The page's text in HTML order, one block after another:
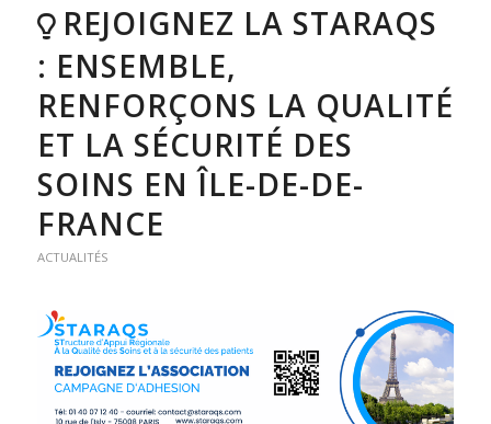
REJOIGNEZ LA STARAQS
: ENSEMBLE,
RENFORÇONS LA QUALITÉ
ET LA SÉCURITÉ DES
SOINS EN ÎLE-DE-DE-
FRANCE
ACTUALITÉS